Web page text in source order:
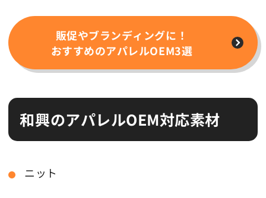
販促やブランディングに！
おすすめのアパレルOEM3選
和興のアパレルOEM対応素材
ニット